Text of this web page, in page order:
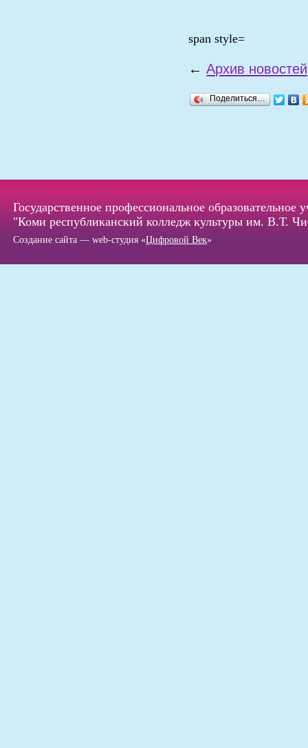
span style=
←Архив новостей
Поделиться…
Государственное профессиональное
"Коми республиканский колледж культуры им. В.Т.
Создание сайта — web-студия «Цифровой Век»